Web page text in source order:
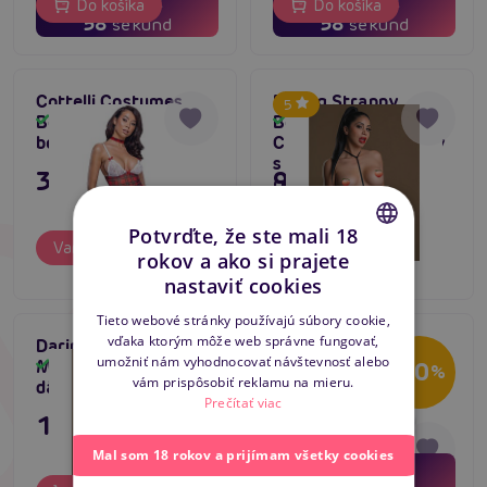
57 sekúnd
Do košíka
57 sekúnd
Do košíka
Cottelli Costumes
Body Plaid, kostým
body s podväzkami
Skladom
35,80 €
Varianty
5
Daring Strappy
Bodysuit Open
Crotch, dámske body
s otvoreným
rozkrokom
Skladom
9,96 €
Do košíka
Daring Ultra Sexy
Mesh Bodysuit,
dámske body
Skladom
11,80 €
Tip na darček
Posledná šanca
-20%
18 hodín
Zmyselné dámske
body Passion Meggy
Body čierne
Skladom
27,80 €
22,24 €
CZECH
ENGLISH
Potvrďte, že ste mali 18
rokov a ako si prajete
nastaviť cookies
Tieto webové stránky používajú súbory cookie,
vďaka ktorým môže web správne fungovať,
umožniť nám vyhodnocovať návštevnosť alebo
vám prispôsobiť reklamu na mieru.
Prečítať viac
Mal som 18 rokov a prijímam všetky cookies